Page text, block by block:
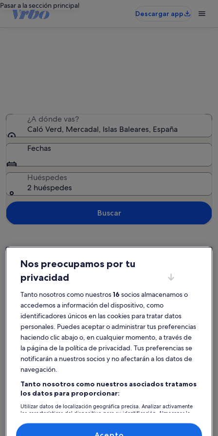
Pasar a la sección principal
Descargar app
¿A dónde vas?
Caló Verd, Mercadal, Islas Baleares, España
Fechas
Huéspedes
2 huéspedes
Buscar
Mercadal Alquileres vacacionales cerca de Caló Verd
Explora la página web y descubre alquileres de vacaciones privados
en los alrededores de Caló Verd que se convertirán en tu hogar por
unos días. Tanto si viajas con amigos como con familiares o incluso
con mascotas, los alquileres vacacionales brindan todos los servicios
que necesitaréis durante esos días fuera, como, por ejemplo, jardín
y wifi. Aquí darás con un alquiler que se adapte a lo que buscas,
incluidos lugares para no fumadores y con características de
accesibilidad.
Encuentra un alojamiento de tu estilo
Busca casas Busca apartamentos Buscar
Nos preocupamos por tu
privacidad
Tanto nosotros como nuestros16 socios almacenamos o
accedemos a información del dispositivo, como
identificadores únicos en las cookies para tratar datos
personales. Puedes aceptar o administrar tus preferencias
haciendo clic abajo o, en cualquier momento, a través de
la página de la política de privacidad. Tus preferencias se
notificarán a nuestros socios y no afectarán a los datos de
navegación.
Tanto nosotros como nuestros asociados tratamos
los datos para proporcionar:
Utilizar datos de localización geográfica precisa. Analizar activamente
las características del dispositivo para su identificación. Almacenar la
contenido personalizados, medición de publicidad y contenido,
investigación de audiencia y desarrollo de servicios.